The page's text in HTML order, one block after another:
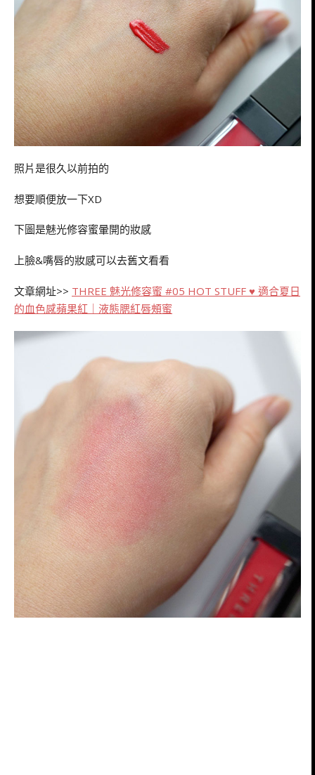
照片是很久以前拍的
想要順便放一下XD
下圖是魅光修容蜜暈開的妝感
上臉&嘴唇的妝感可以去舊文看看
文章網址>> THREE 魅光修容蜜 #05 HOT STUFF ♥ 適合夏日
的血色感蘋果紅｜液態腮紅唇頰蜜